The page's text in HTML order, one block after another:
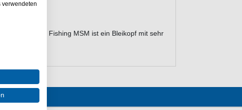
- Der Predax Fishing MSM ist ein Bleikopf mit sehr
verwendeten